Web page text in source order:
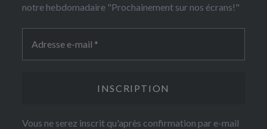
notre hebdomadaire "Prochainement sur nos écrans!"
Vous ne serez inscrit qu'après confirmation par e-mail